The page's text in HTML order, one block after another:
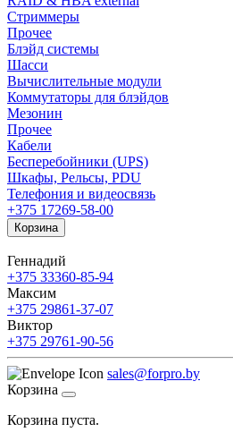
Стриммеры
Прочее
Блэйд системы
Шасси
Вычислительные модули
Коммутаторы для блэйдов
Мезонин
Прочее
Кабели
Бесперебойники (UPS)
Шкафы, Рельсы, PDU
Телефония и видеосвязь
+375 17269-58-00
Корзина
Геннадий
+375 33360-85-94
Максим
+375 29861-37-07
Виктор
+375 29761-90-56
sales@forpro.by
Корзина
Корзина пуста.